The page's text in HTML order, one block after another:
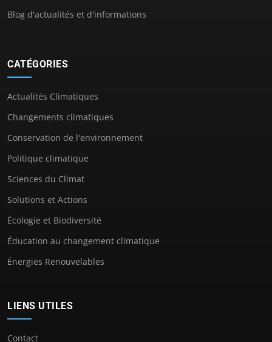
Blog d'actualités et d'informations
CATÉGORIES
Actualités Climatiques
Changements climatiques
Conservation de l'environnement
Politique climatique
Sciences du Climat
Solutions et Actions
Écologie et Biodiversité
Éducation au changement climatique
Énergies Renouvelables
LIENS UTILES
Contact